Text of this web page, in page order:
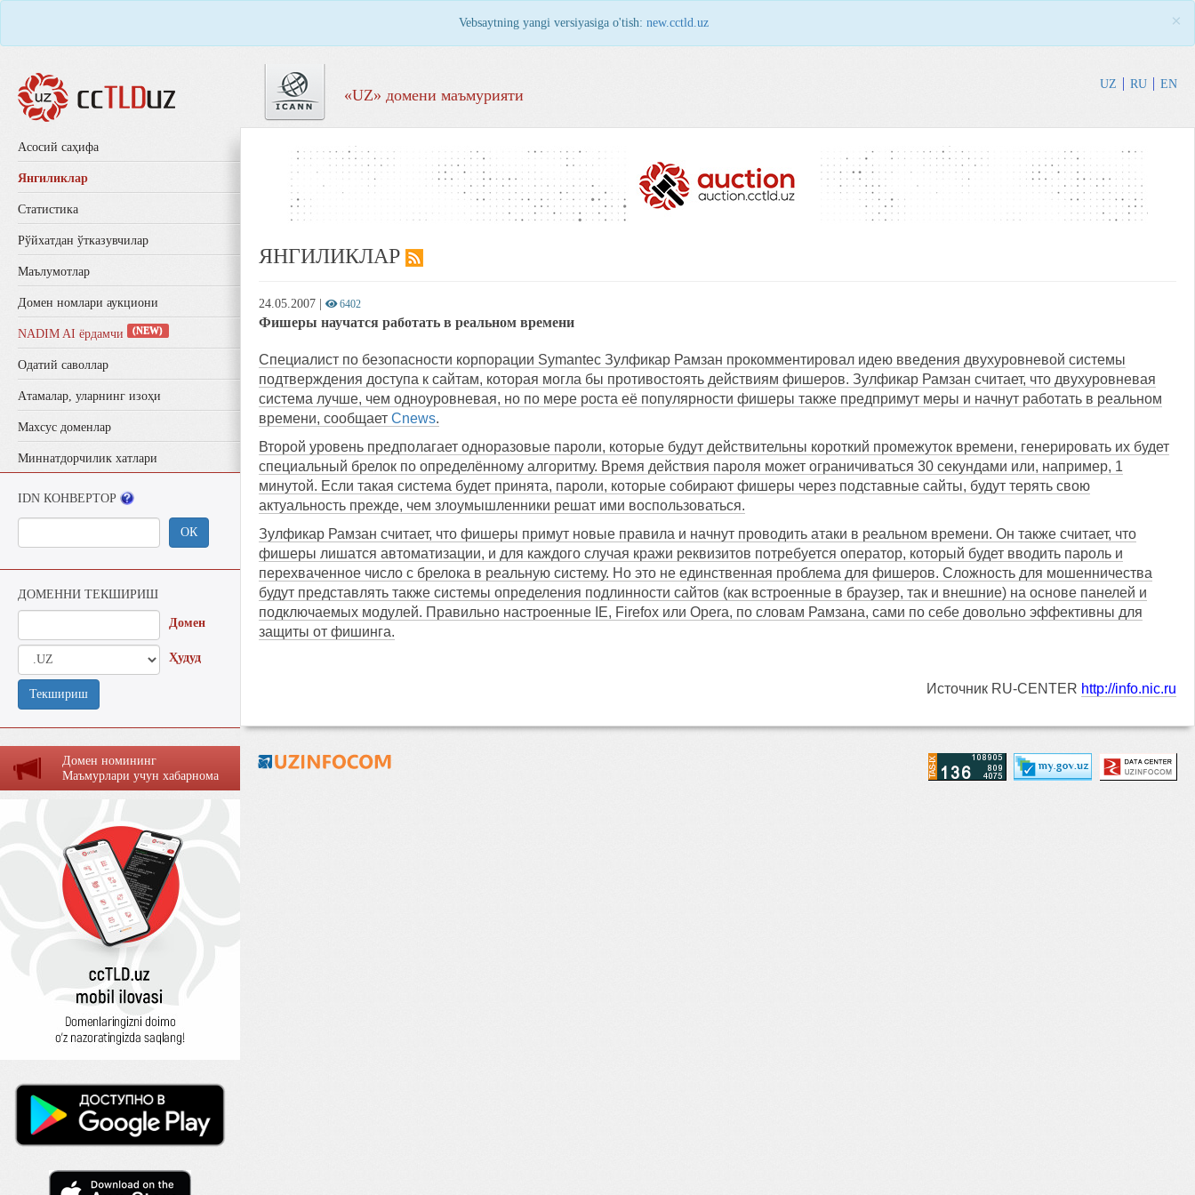
Vebsaytning yangi versiyasiga o'tish: new.cctld.uz ×
«UZ» домени маъмурияти
UZ RU EN
Aсосий саҳифа
Янгиликлар
Статистика
Рўйхатдан ўтказувчилар
Маълумотлар
Домен номлари аукциони
NADIM AI ёрдамчи (NEW)
Одатий саволлар
Aтамалар, уларнинг изоҳи
Махсус доменлар
Миннатдорчилик хатлари
IDN КОНВЕРТОР
ОК
ДОМЕННИ ТЕКШИРИШ
Домен
Ҳудуд
Текшириш
Домен номининг
Маъмурлaри учун хaбaрномa
ЯНГИЛИКЛАР
24.05.2007 6402
Фишеры научатся работать в реальном времени
Специалист по безопасности корпорации Symantec Зулфикар Рамзан прокомментировал идею введения двухуровневой системы
подтверждения доступа к сайтам, которая могла бы противостоять действиям фишеров. Зулфикар Рамзан считает, что двухуровневая
система лучше, чем одноуровневая, но по мере роста её популярности фишеры также предпримут меры и начнут работать в реальном
времени, сообщает Cnews.
Второй уровень предполагает одноразовые пароли, которые будут действительны короткий промежуток времени, генерировать их будет
специальный брелок по определённому алгоритму. Время действия пароля может ограничиваться 30 секундами или, например, 1
минутой. Если такая система будет принята, пароли, которые собирают фишеры через подставные сайты, будут терять свою
актуальность прежде, чем злоумышленники решат ими воспользоваться.
Зулфикар Рамзан считает, что фишеры примут новые правила и начнут проводить атаки в реальном времени. Он также считает, что
фишеры лишатся автоматизации, и для каждого случая кражи реквизитов потребуется оператор, который будет вводить пароль и
перехваченное число с брелока в реальную систему. Но это не единственная проблема для фишеров. Сложность для мошенничества
будут представлять также системы определения подлинности сайтов (как встроенные в браузер, так и внешние) на основе панелей и
подключаемых модулей. Правильно настроенные IE, Firefox или Opera, по словам Рамзана, сами по себе довольно эффективны для
защиты от фишинга.
Источник RU-CENTER http://info.nic.ru